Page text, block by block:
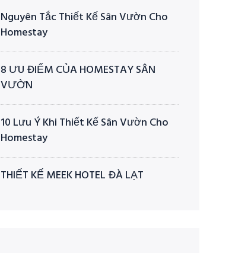
Nguyên Tắc Thiết Kế Sân Vườn Cho
Homestay
8 ƯU ĐIỂM CỦA HOMESTAY SÂN
VƯỜN
10 Lưu Ý Khi Thiết Kế Sân Vườn Cho
Homestay
THIẾT KẾ MEEK HOTEL ĐÀ LẠT